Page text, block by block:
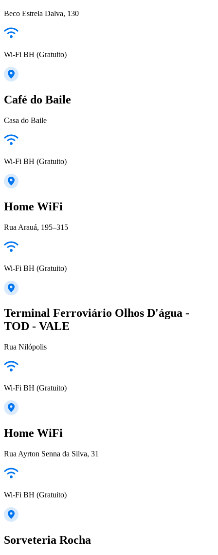
Beco Estrela Dalva, 130
Wi-Fi BH (Gratuito)
Café do Baile
Casa do Baile
Wi-Fi BH (Gratuito)
Home WiFi
Rua Arauá, 195–315
Wi-Fi BH (Gratuito)
Terminal Ferroviário Olhos D'água -
TOD - VALE
Rua Nilópolis
Wi-Fi BH (Gratuito)
Home WiFi
Rua Ayrton Senna da Silva, 31
Wi-Fi BH (Gratuito)
Sorveteria Rocha